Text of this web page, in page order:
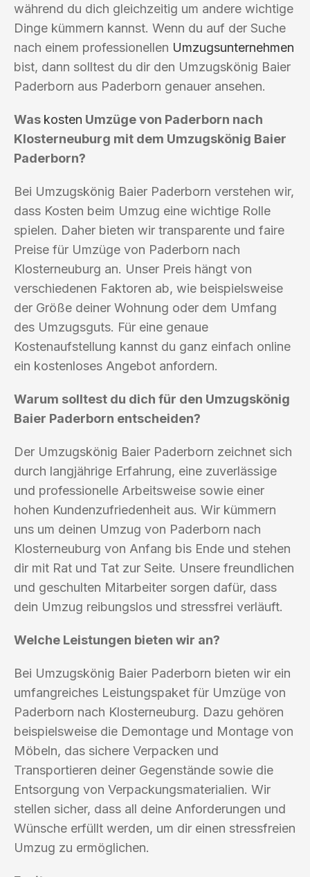
während du dich gleichzeitig um andere wichtige
Dinge kümmern kannst. Wenn du auf der Suche
nach einem professionellen Umzugsunternehmen
bist, dann solltest du dir den Umzugskönig Baier
Paderborn aus Paderborn genauer ansehen.
Was kosten Umzüge von Paderborn nach
Klosterneuburg mit dem Umzugskönig Baier
Paderborn?
Bei Umzugskönig Baier Paderborn verstehen wir,
dass Kosten beim Umzug eine wichtige Rolle
spielen. Daher bieten wir transparente und faire
Preise für Umzüge von Paderborn nach
Klosterneuburg an. Unser Preis hängt von
verschiedenen Faktoren ab, wie beispielsweise
der Größe deiner Wohnung oder dem Umfang
des Umzugsguts. Für eine genaue
Kostenaufstellung kannst du ganz einfach online
ein kostenloses Angebot anfordern.
Warum solltest du dich für den Umzugskönig
Baier Paderborn entscheiden?
Der Umzugskönig Baier Paderborn zeichnet sich
durch langjährige Erfahrung, eine zuverlässige
und professionelle Arbeitsweise sowie einer
hohen Kundenzufriedenheit aus. Wir kümmern
uns um deinen Umzug von Paderborn nach
Klosterneuburg von Anfang bis Ende und stehen
dir mit Rat und Tat zur Seite. Unsere freundlichen
und geschulten Mitarbeiter sorgen dafür, dass
dein Umzug reibungslos und stressfrei verläuft.
Welche Leistungen bieten wir an?
Bei Umzugskönig Baier Paderborn bieten wir ein
umfangreiches Leistungspaket für Umzüge von
Paderborn nach Klosterneuburg. Dazu gehören
beispielsweise die Demontage und Montage von
Möbeln, das sichere Verpacken und
Transportieren deiner Gegenstände sowie die
Entsorgung von Verpackungsmaterialien. Wir
stellen sicher, dass all deine Anforderungen und
Wünsche erfüllt werden, um dir einen stressfreien
Umzug zu ermöglichen.